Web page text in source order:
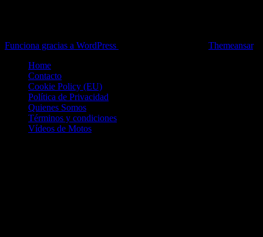
Funciona gracias a WordPress
Themeansar.
Home
Contacto
Cookie Policy (EU)
Política de Privacidad
Quienes Somos
Términos y condiciones
Vídeos de Motos